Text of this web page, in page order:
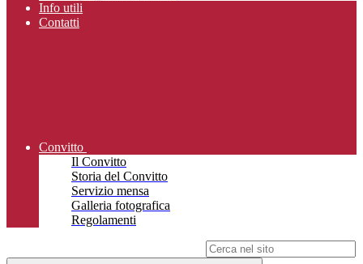
Info utili
Contatti
Convitto
Il Convitto
Storia del Convitto
Servizio mensa
Galleria fotografica
Regolamenti